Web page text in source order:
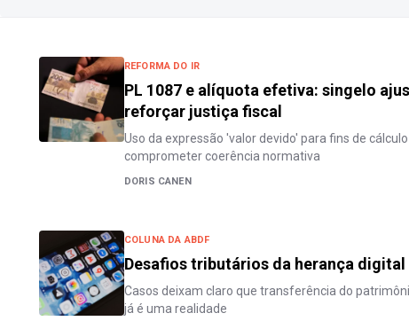
REFORMA DO IR
PL 1087 e alíquota efetiva: singelo
reforçar justiça fiscal
Uso da expressão 'valor devido' para fins de
comprometer coerência normativa
DORIS CANEN
COLUNA DA ABDF
Desafios tributários da herança digital
Casos deixam claro que transferência do
já é uma realidade